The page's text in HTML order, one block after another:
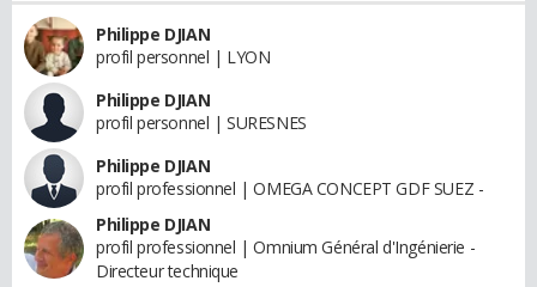
Philippe DJIAN
profil personnel | LYON
Philippe DJIAN
profil personnel | SURESNES
Philippe DJIAN
profil professionnel | OMEGA CONCEPT GDF SUEZ -
Philippe DJIAN
profil professionnel | Omnium Général d'Ingénierie -
Directeur technique